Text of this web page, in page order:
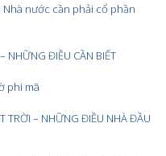
nước cần phải cổ phần
NHỮNG ĐIỀU CẦN BIẾT
phi mã
TRỜI – NHỮNG ĐIỀU NHÀ ĐẦU